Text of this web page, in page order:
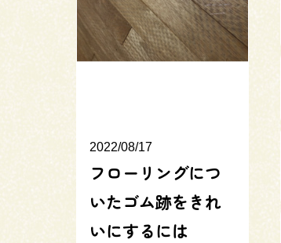
2022/08/17
フローリングにつ
いたゴム跡をきれ
いにするには